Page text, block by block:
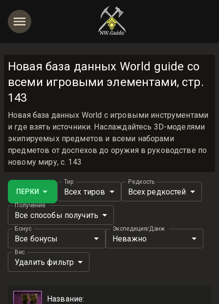
Новая база данных World guide со
всеми игровыми элементами, стр.
143
Новая база данных World с игровыми инструментами
и где взять источники. Наслаждайтесь 3D-моделями
экипируемых предметов и всеми наборами
предметов от доспехов до оружия в руководстве по
новому миру, с. 143
ПЕРКИ
Тир
Всех тиров
Редкость
Всех редкостей
Получение
Все способы получить
Бонус
Все бонусы
Экспедиция/Данж
Неважно
Вес
Удалить фильтр
Название: